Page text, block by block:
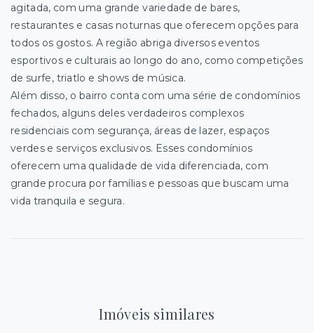
agitada, com uma grande variedade de bares,
restaurantes e casas noturnas que oferecem opções para
todos os gostos. A região abriga diversos eventos
esportivos e culturais ao longo do ano, como competições
de surfe, triatlo e shows de música.
Além disso, o bairro conta com uma série de condomínios
fechados, alguns deles verdadeiros complexos
residenciais com segurança, áreas de lazer, espaços
verdes e serviços exclusivos. Esses condomínios
oferecem uma qualidade de vida diferenciada, com
grande procura por famílias e pessoas que buscam uma
vida tranquila e segura.
Imóveis similares